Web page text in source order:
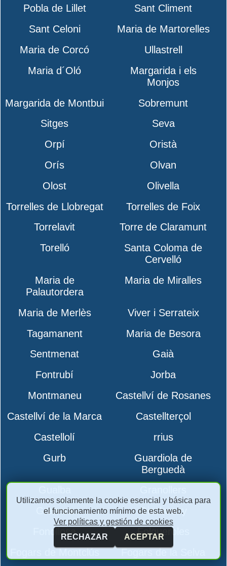
Pobla de Lillet
Sant Climent
Sant Celoni
Maria de Martorelles
Maria de Corcó
Ullastrell
Maria d´Oló
Margarida i els
Monjos
Margarida de Montbui
Sobremunt
Sitges
Seva
Orpí
Oristà
Orís
Olvan
Olost
Olivella
Torrelles de Llobregat
Torrelles de Foix
Torrelavit
Torre de Claramunt
Torelló
Santa Coloma de
Cervelló
Maria de
Palautordera
Maria de Miralles
Maria de Merlès
Viver i Serrateix
Tagamanent
Maria de Besora
Sentmenat
Gaià
Fontrubí
Jorba
Montmaneu
Castellví de Rosanes
Castellví de la Marca
Castellterçol
Castellolí
rrius
Gurb
Guardiola de
Berguedà
Granera
Gisclareny
Fonollosa
Folgueroles
Utilizamos solamente la cookie esencial y básica para
el funcionamiento mínimo de esta web.
Ver políticas y gestión de cookies
RECHAZAR
ACEPTAR